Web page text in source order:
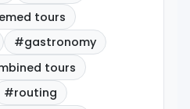
tours
#gastronomy
tours
#routing